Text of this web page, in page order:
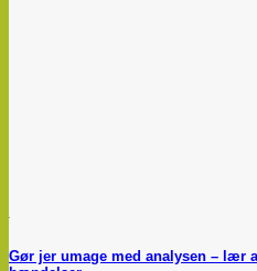
Gør jer umage med analysen – lær